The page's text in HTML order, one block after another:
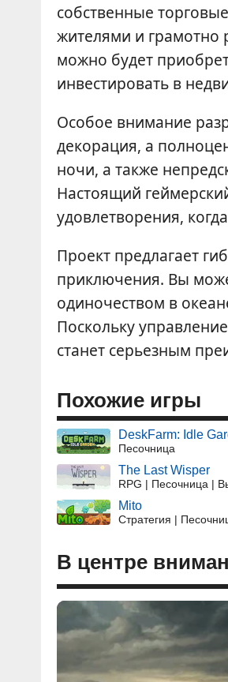
собственные
жителями и грамотно
можно будет
инвестировать в
Особое внимание
декорация, а
ночи, а также
Настоящий
удовлетворения,
Проект предлагает
приключения. Вы
одиночеством в
Поскольку
станет серьезным
Похожие игры
DeskFarm: Idle
Песочница
The Last Wisper
RPG | Песочница |
Mito
Стратегия |
В центре